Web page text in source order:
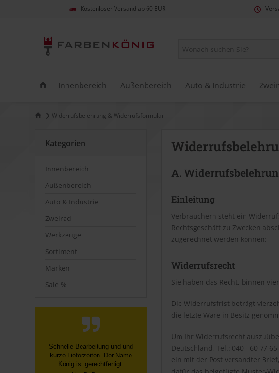
Kostenloser Versand ab 60 EUR
Innenbereich Außenbereich Auto & Industrie
Widerrufsbelehrung & Widerrufsformular
Kategorien
Innenbereich
Außenbereich
Auto & Industrie
Zweirad
Werkzeuge
Sortiment
Marken
Sale %
Bestellung und Lieferung
verliefen reibungslos. Eine
fachliche Nachfrage bei der
A.
Einleitung
Verbrauchern steht ein
Rechtsgeschäft zu Zwecken
zugerechnet werden können:
Widerrufsrecht
Sie haben das Recht, binnen
Die Widerrufsfrist beträgt
die letzte Ware in Besitz
Um Ihr Widerrufsrecht
Deutschland, Tel.: 040 - 60 77
ein mit der Post versandter